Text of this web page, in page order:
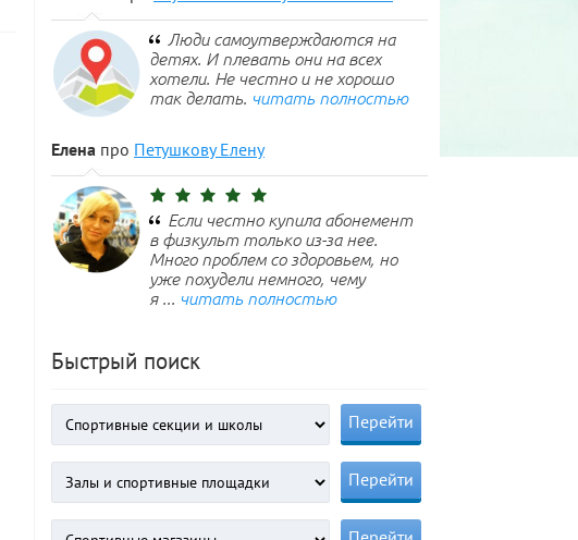
Люди самоутверждаются на
детях. И плевать они на всех
хотели. Не честно и не хорошо
так делать. читать полностью
Елена про Петушкову Елену
Если честно купила абонемент
в физкульт только из-за нее.
Много проблем со здоровьем, но
уже похудели немного, чему
я ... читать полностью
Быстрый поиск